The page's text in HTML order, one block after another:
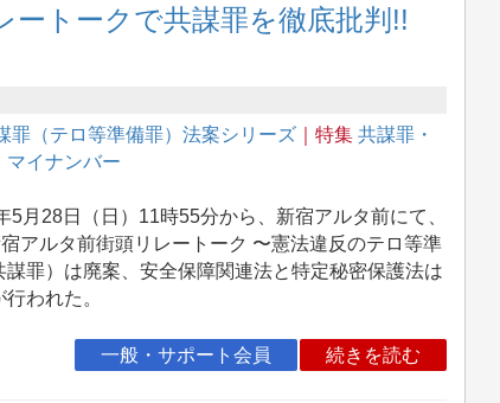
ートークで共謀罪を徹底批判!!
罪（テロ等準備罪）法案シリーズ ｜特集 共謀罪・
マイナンバー
月28日（日）11時55分から、新宿アルタ前にて、
アルタ前街頭リレートーク 〜憲法違反のテロ等準
謀罪）は廃案、安全保障関連法と特定秘密保護法は
われた。
一般・サポート会員 続きを読む